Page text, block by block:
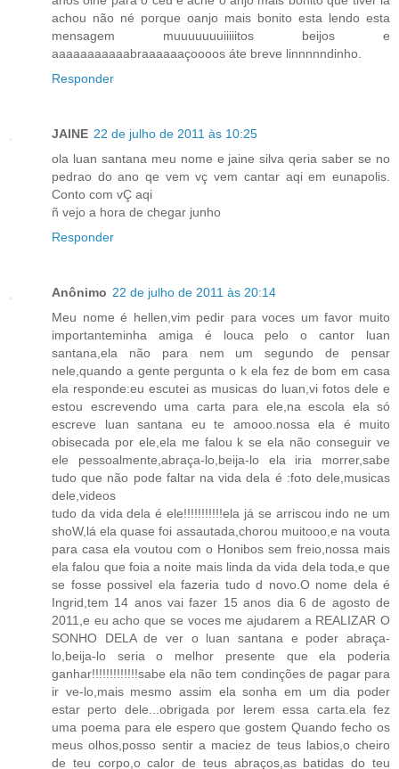
achou não né porque oanjo mais bonito esta lendo esta
mensagem muuuuuuuiiiiitos beijos e
aaaaaaaaaaabraaaaaaçoooos áte breve linnnnndinho.
Responder
JAINE 22 de julho de 2011 às 10:25
ola luan santana meu nome e jaine silva qeria saber se no
pedrao do ano qe vem vç vem cantar aqi em eunapolis.
Conto com vÇ aqi
ñ vejo a hora de chegar junho
Responder
Anônimo 22 de julho de 2011 às 20:14
Meu nome é hellen,vim pedir para voces um favor muito
importanteminha amiga é louca pelo o cantor luan
santana,ela não para nem um segundo de pensar
nele,quando a gente pergunta o k ela fez de bom em casa
ela responde:eu escutei as musicas do luan,vi fotos dele e
estou escrevendo uma carta para ele,na escola ela só
escreve luan santana eu te amooo.nossa ela é muito
obisecada por ele,ela me falou k se ela não conseguir ve
ele pessoalmente,abraça-lo,beija-lo ela iria morrer,sabe
tudo que não pode faltar na vida dela é :foto dele,musicas
dele,videos
tudo da vida dela é ele!!!!!!!!!!!ela já se arriscou indo ne um
shoW,lá ela quase foi assautada,chorou muitooo,e na vouta
para casa ela voutou com o Honibos sem freio,nossa mais
ela falou que foia a noite mais linda da vida dela toda,e que
se fosse possivel ela fazeria tudo d novo.O nome dela é
Ingrid,tem 14 anos vai fazer 15 anos dia 6 de agosto de
2011,e eu acho que se voces me ajudarem a REALIZAR O
SONHO DELA de ver o luan santana e poder abraça-
lo,beija-lo seria o melhor presente que ela poderia
ganhar!!!!!!!!!!!!!sabe ela não tem condinções de pagar para
ir ve-lo,mais mesmo assim ela sonha em um dia poder
estar perto dele...obrigada por lerem essa carta.ela fez
uma poema para ele espero que gostem Quando fecho os
meus olhos,posso sentir a maciez de teus labios,o cheiro
de teu corpo,o calor de teus abraços,as batidas do teu